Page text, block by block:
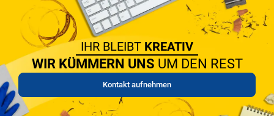
IHR BLEIBT KREATIV
WIR KÜMMERN UNS UM DEN REST
Kontakt aufnehmen